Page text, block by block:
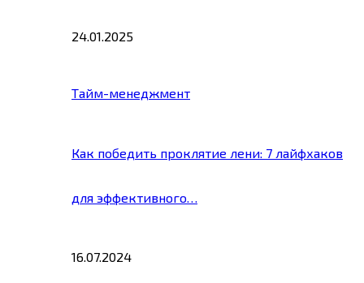
24.01.2025
Тайм-менеджмент
Как победить проклятие лени: 7 лайфхаков
для эффективного…
16.07.2024